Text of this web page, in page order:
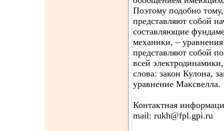
Поэтому подобно
представляют собой
составляющие
механики, –
представляют собой
всей
слова: закон Кулона,
уравнение Максвелла.
Контактная
mail: rukh@fpl.gpi.ru